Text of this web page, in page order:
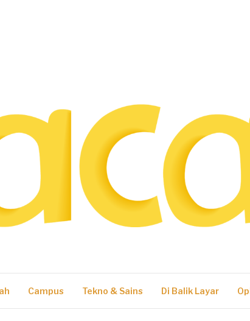
Campus Tekno & Sains Di Balik Layar